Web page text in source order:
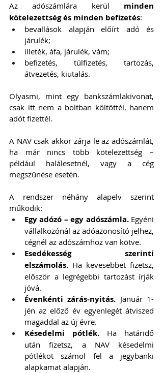
Az adószámlára kerül minden
kötelezettség és minden befizetés:
bevallások alapján előírt adó és
járulék;
illeték, áfa, járulék, vám;
befizetés, túlfizetés, tartozás,
átvezetés, kiutalás.
Olyasmi, mint egy bankszámlakivonat,
csak itt nem a boltban költöttél, hanem
adót fizettél.
A NAV csak akkor zárja le az adószámlát,
ha már nincs több kötelezettség –
például halálesetnél, vagy a cég
megszűnése esetén.
A rendszer néhány alapelv szerint
működik:
Egy adózó – egy adószámla. Egyéni
vállalkozónál az adóazonosító jelhez,
cégnél az adószámhoz van kötve.
Esedékesség szerinti
elszámolás. Ha kevesebbet fizetsz,
először a legrégebbi tartozást írják
jóvá.
Évenkénti zárás-nyitás. Január 1-
jén az előző év egyenlegét átviszed
magaddal az új évre.
Késedelmi pótlék. Ha határidő
után fizetsz, a NAV késedelmi
pótlékot számol fel a jegybanki
alapkamat alapján.